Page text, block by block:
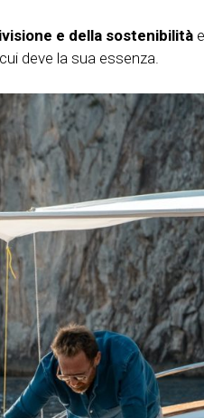
e della sostenibilità
deve la sua essenza.